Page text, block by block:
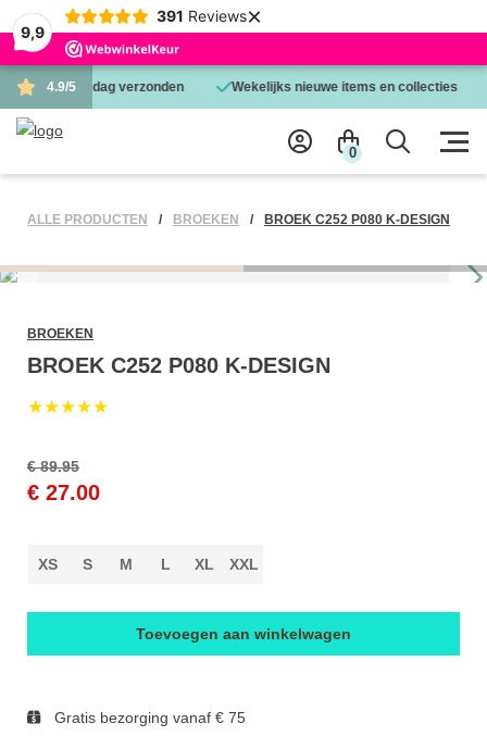
9,9
391 Reviews×
4.9/5
is dezelfde dag verzonden Wekelijks nieuwe items en collecties
0
ALLE PRODUCTEN BROEKEN BROEK C252 P080 K-DESIGN
BROEKEN
BROEK C252 P080 K-DESIGN
★★★★★
€ 89.95
€ 27.00
XS S M L XL XXL
Toevoegen aan winkelwagen
Gratis bezorging vanaf € 75